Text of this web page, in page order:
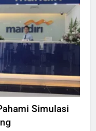
Simulasi